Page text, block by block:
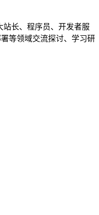
长、程序员、开发者服
等领域交流探讨、学习研